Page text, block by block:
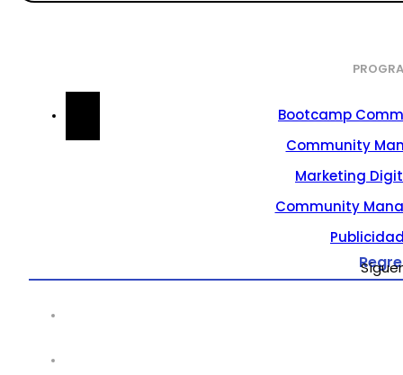
Bootcamp
Community
Marketing
Community